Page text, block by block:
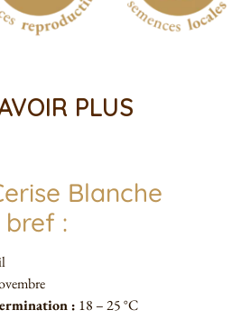
PLUS
Blanche
:
: 18 – 25 °C